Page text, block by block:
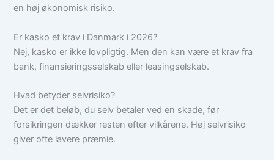
en høj økonomisk risiko.
Er kasko et krav i Danmark i 2026?
Nej, kasko er ikke lovpligtig. Men den kan være et krav fra
bank, finansieringsselskab eller leasingselskab.
Hvad betyder selvrisiko?
Det er det beløb, du selv betaler ved en skade, før
forsikringen dækker resten efter vilkårene. Høj selvrisiko
giver ofte lavere præmie.